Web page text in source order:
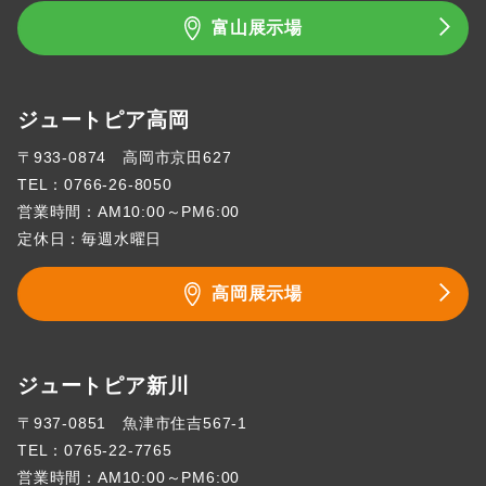
富山展示場
ジュートピア高岡
〒933-0874 高岡市京田627
TEL：0766-26-8050
営業時間：AM10:00～PM6:00
定休日：毎週水曜日
高岡展示場
ジュートピア新川
〒937-0851 魚津市住吉567-1
TEL：0765-22-7765
営業時間：AM10:00～PM6:00